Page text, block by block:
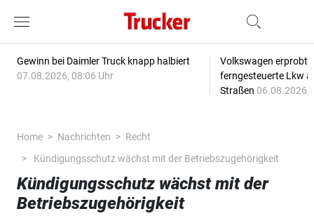
Gewinn bei Daimler Truck knapp halbiert
07.08.2026, 08:06 Uhr
Volkswagen erprobt
ferngesteuerte Lkw
Straßen 06.08.2026,
Home Nachrichten
Recht
Kündigungsschutz wächst mit der Betriebszugehörigkeit
Kündigungsschutz wächst mit der
Betriebszugehörigkeit